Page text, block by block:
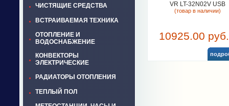
ЧИСТЯЩИЕ СРЕДСТВА
ВСТРАИВАЕМАЯ ТЕХНИКА
ОТОПЛЕНИЕ И
ВОДОСНАБЖЕНИЕ
КОНВЕКТОРЫ
ЭЛЕКТРИЧЕСКИЕ
РАДИАТОРЫ ОТОПЛЕНИЯ
ТЕПЛЫЙ ПОЛ
VR LT-32N02V USB
(товар в наличии)
10925.00 руб.